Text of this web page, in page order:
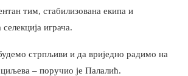
тим, стабилизована екипа и
играча.
стрпљиви и да вриједно радимо на
– поручио је Палалић.